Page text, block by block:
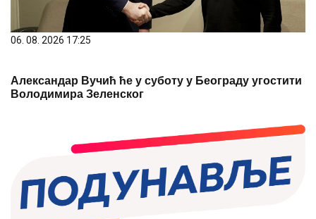
06. 08. 2026 17:25
Александар Вучић ће у суботу у Београду угостити
Володимира Зеленског